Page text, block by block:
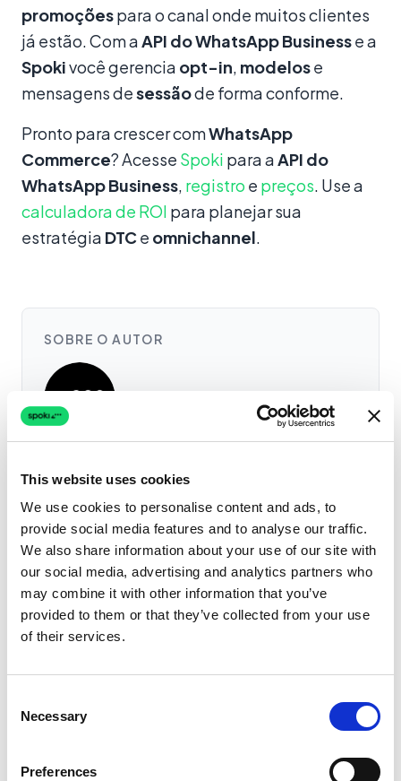
This website uses cookies
We use cookies to personalise content and ads, to
provide social media features and to analyse our traffic.
We also share information about your use of our site with
our social media, advertising and analytics partners who
may combine it with other information that you’ve
provided to them or that they’ve collected from your use
of their services.
Selection
Necessary
Preferences
promoçõespara o canal onde muitos clientes
já estão. Com aAPI do WhatsApp Businesse a
Spokivocê gerencia opt-in, modelose
mensagens desessãode forma conforme.
Pronto para crescer comWhatsApp
Commerce? Acesse Spoki para aAPI do
WhatsApp Business, registro e preços. Use a
calculadora de ROI para planejar sua
estratégia DTCe omnichannel.
SOBRE O AUTOR
Spoki Team
A equipa editorial da Spoki — especialistas de
produto, customer success e partner
engineering — publica guias neutras sobre
WhatsApp Business API, marketing
conversacional, agentes de IA e compliance. A
Spoki é BSP direto da Meta e serve mais de
4.500 empresas na Europa e na LATAM.
LinkedInXFacebookInstagramYouTube